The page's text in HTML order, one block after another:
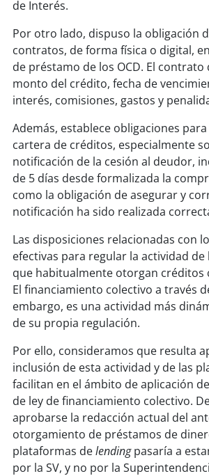
de Interés.
Por otro lado, dispuso la obligación
contratos, de forma física o digital,
de préstamo de los OCD. El contrato
monto del crédito, fecha de
interés, comisiones, gastos y
Además, establece obligaciones
cartera de créditos, especialmente
notificación de la cesión al deudor,
de 5 días desde formalizada la
como la obligación de asegurar y
notificación ha sido realizada
Las disposiciones relacionadas con
efectivas para regular la actividad
que habitualmente otorgan créditos
El financiamiento colectivo a través
embargo, es una actividad más
de su propia regulación.
Por ello, consideramos que resulta
inclusión de esta actividad y de las
facilitan en el ámbito de aplicación
de ley de financiamiento colectivo.
aprobarse la redacción actual del
otorgamiento de préstamos de
plataformas delendingpasaría a
por la SV, y no por la